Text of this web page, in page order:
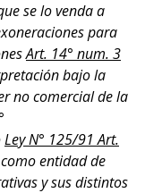
se lo venda a
para
Art. 14° num. 3
bajo la
no comercial de la
Ley N° 125/91 Art.
entidad de
y sus distintos